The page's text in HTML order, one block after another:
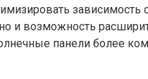
зависимость
и возможность
панели более